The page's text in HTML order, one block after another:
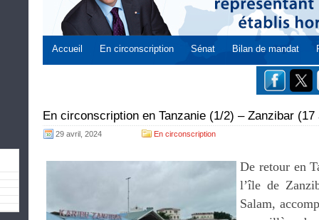
Accueil En circonscription Sénat Bilan de mandat
En circonscription en Tanzanie (1/2) – Zanzibar (17
29 avril, 2024 En circonscription
De retour en
l’île de
Salam,